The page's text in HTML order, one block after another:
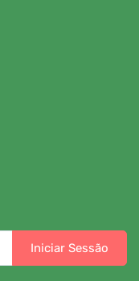
Iniciar Sessão